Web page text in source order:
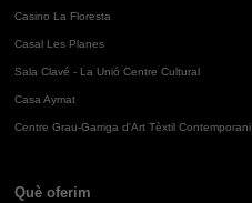
Casino La Floresta
Casal Les Planes
Sala Clavé - La Unió Centre Cultural
Casa Aymat
Centre Grau-Garriga d'Art Tèxtil Contemporani
Què oferim